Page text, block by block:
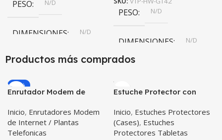
PESO N/D
DIMENSIONES N/D
COLOR Negro,Rosa
PESO N/D
DIMENSIONES N/D
Productos más comprados
-20%
Enrutador Modem de
Libre Todo Operador 4G
LTE SIMCARD
Inicio, Enrutadores Modem
de Internet / Plantas
Telefonicas
Estuche Protector con
Tablet Samsung Galaxy
Tab A8 10.5 2021 – 2022
SM-x200 SM-x205 Anti
Inicio, Estuches Protectores
(Cases), Estuches
Protectores Tabletas